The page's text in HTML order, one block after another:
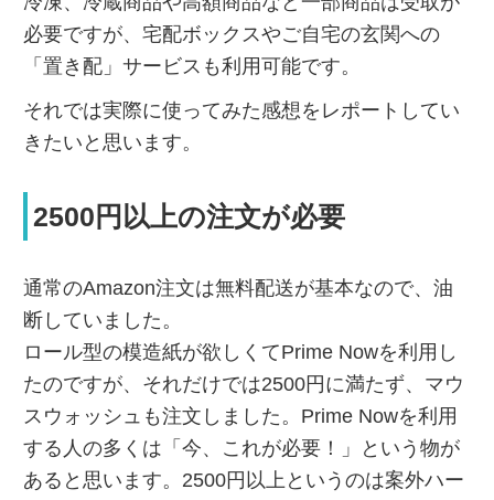
必要ですが、宅配ボックスやご自宅の玄関への
「置き配」サービスも利用可能です。
それでは実際に使ってみた感想をレポートしてい
きたいと思います。
2500円以上の注文が必要
通常のAmazon注文は無料配送が基本なので、油
断していました。
ロール型の模造紙が欲しくてPrime Nowを利用し
たのですが、それだけでは2500円に満たず、マウ
スウォッシュも注文しました。Prime Nowを利用
する人の多くは「今、これが必要！」という物が
あると思います。2500円以上というのは案外ハー